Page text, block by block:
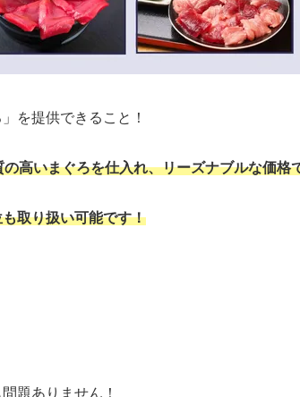
を提供できること！
高いまぐろを仕入れ、リーズナブルな価格
取り扱い可能です！
題ありません！